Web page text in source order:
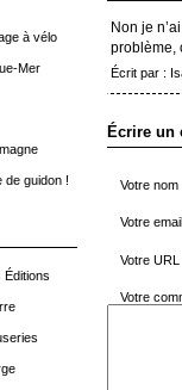
à vélo
Mer
de guidon !
Éditions
Non je
problème,
Écrit par :
Écrire un
Votre nom
Votre
Votre URL
Votre